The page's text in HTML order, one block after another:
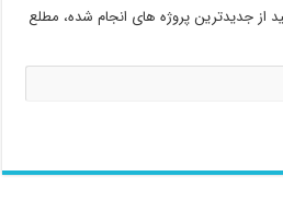
از جدیدترین پروژه های انجام شده، مطلع